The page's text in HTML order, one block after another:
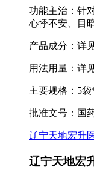
功能主治：针
心悸不安、目
产品成分：详
用法用量：详
主要规格：5袋
批准文号：国
辽宁天地宏升
辽宁天地宏